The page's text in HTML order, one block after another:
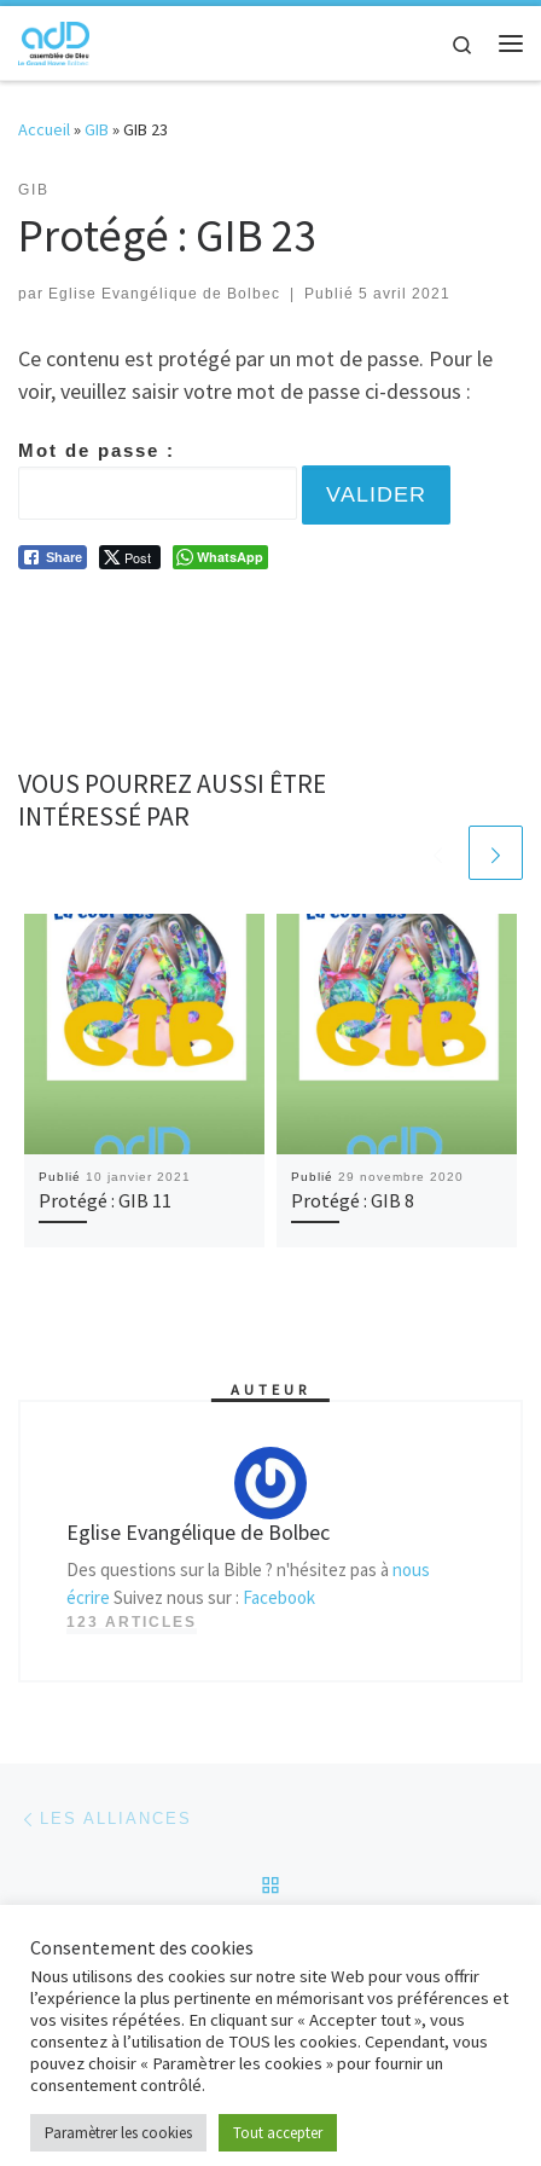
Passer au contenu
Search
Accueil»GIB »GIB 23
GIB
Protégé : GIB 23
par Eglise Evangélique de Bolbec | Publié 5 avril 2021
Ce contenu est protégé par un mot de passe. Pour le
voir, veuillez saisir votre mot de passe ci-dessous :
Mot de passe :
Share Post WhatsApp
VOUS POURREZ AUSSI ÊTRE
INTÉRESSÉ PAR
Publié 10 janvier 2021
Protégé : GIB 11
Publié 29 novembre 2020
Protégé : GIB 8
AUTEUR
Eglise Evangélique de Bolbec
Des questions sur la Bible ? n'hésitez pas à nous
écrire Suivez nous sur : Facebook
123 ARTICLES
Parcourir les articles
LES ALLIANCES
© 2026adD Bolbec– Tous droits réservés
Propulsé parWP Thème Customizr
Consentement des cookies
Nous utilisons des cookies sur notre site Web pour vous offrir
l’expérience la plus pertinente en mémorisant vos préférences et
vos visites répétées. En cliquant sur « Accepter tout », vous
consentez à l’utilisation de TOUS les cookies. Cependant, vous
pouvez choisir « Paramètrer les cookies » pour fournir un
consentement contrôlé.
Paramètrer les cookies Tout accepter